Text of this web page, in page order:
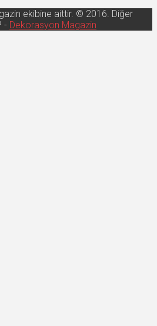
ekibine aittir. © 2016. Diğer
- Dekorasyon Magazin